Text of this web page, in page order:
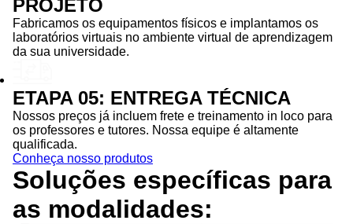
PROJETO
Fabricamos os equipamentos físicos e implantamos os
laboratórios virtuais no ambiente virtual de aprendizagem
da sua universidade.
ETAPA 05: ENTREGA TÉCNICA
Nossos preços já incluem frete e treinamento in loco para
os professores e tutores. Nossa equipe é altamente
qualificada.
Conheça nosso produtos
Soluções específicas para
as modalidades: